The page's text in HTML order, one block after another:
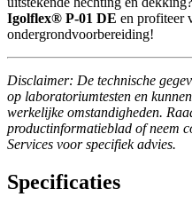
Igolflex® P-01 DE en profiteer
ondergrondvoorbereiding!
Disclaimer: De technische
op laboratoriumtesten en
werkelijke omstandigheden.
productinformatieblad of neem
Services voor specifiek advies.
Specificaties